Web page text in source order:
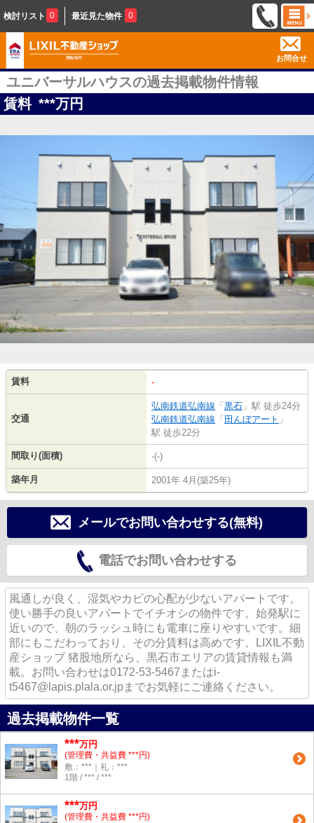
検討リスト 0 最近見た物件 0
お問合せ
ユニバーサルハウスの過去掲載物件情報
賃料 ***万円
賃料 -
交通
弘南鉄道弘南線 「 黒石 」駅 徒歩24分
弘南鉄道弘南線 「 田んぼアート 」
駅 徒歩22分
間取り(面積) -(-)
築年月 2001年 4月(築25年)
メールでお問い合わせする(無料)
電話でお問い合わせする
風通しが良く、湿気やカビの心配が少ないアパートです。
使い勝手の良いアパートでイチオシの物件です。始発駅に
近いので、朝のラッシュ時にも電車に座りやすいです。細
部にもこだわっており、その分賃料は高めです。LIXIL不動
産ショップ 猪股地所なら、黒石市エリアの賃貸情報も満
載。お問い合わせは0172-53-5467またはi-
t5467@lapis.plala.or.jpまでお気軽にご連絡ください。
過去掲載物件一覧
***万円
(管理費・共益費 ***円)
敷：***｜礼：***
1階 / *** / ***
***万円
(管理費・共益費 ***円)